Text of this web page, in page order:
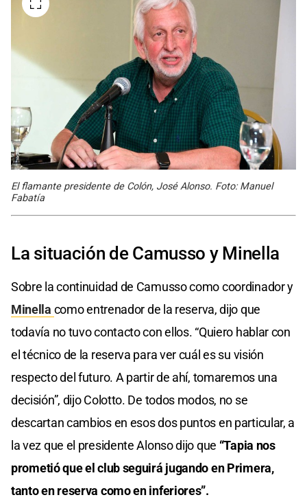
El flamante presidente de Colón, José Alonso. Foto: Manuel
Fabatía
La situación de Camusso y Minella
Sobre la continuidad de Camusso como coordinador y
Minella como entrenador de la reserva, dijo que
todavía no tuvo contacto con ellos. “Quiero hablar con
el técnico de la reserva para ver cuál es su visión
respecto del futuro. A partir de ahí, tomaremos una
decisión”, dijo Colotto. De todos modos, no se
descartan cambios en esos dos puntos en particular, a
la vez que el presidente Alonso dijo que “Tapia nos
prometió que el club seguirá jugando en Primera,
tanto en reserva como en inferiores”.